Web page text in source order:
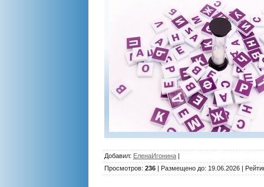
Добавил: ЕленаИгонина |
Просмотров: 236 | Размещено до: 19.06.2026 |